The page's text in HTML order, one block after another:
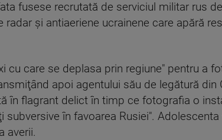
fusese recrutată de serviciul militar rus
şi antiaeriene ucrainene care apără
cu care se deplasa prin regiune" pentru a
apoi agentului său de legătură din
în flagrant delict în timp ce fotografia o
în favoarea Rusiei".
averii.